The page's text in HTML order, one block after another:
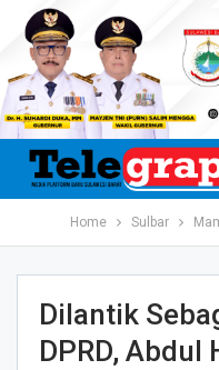
Home Sulbar
Dilantik
DPRD,